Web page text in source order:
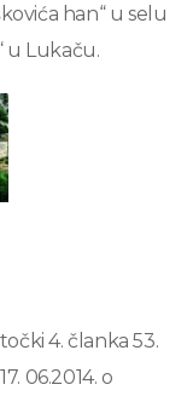
han“ u selu
u Lukaču.
4. članka 53.
06.2014. o